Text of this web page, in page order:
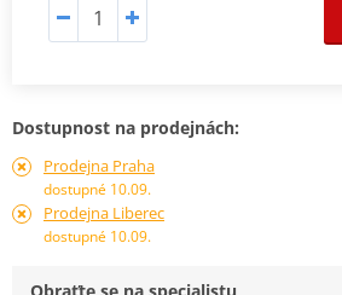
Dostupnost na prodejnách:
Prodejna Praha
dostupné 10.09.
Prodejna Liberec
dostupné 10.09.